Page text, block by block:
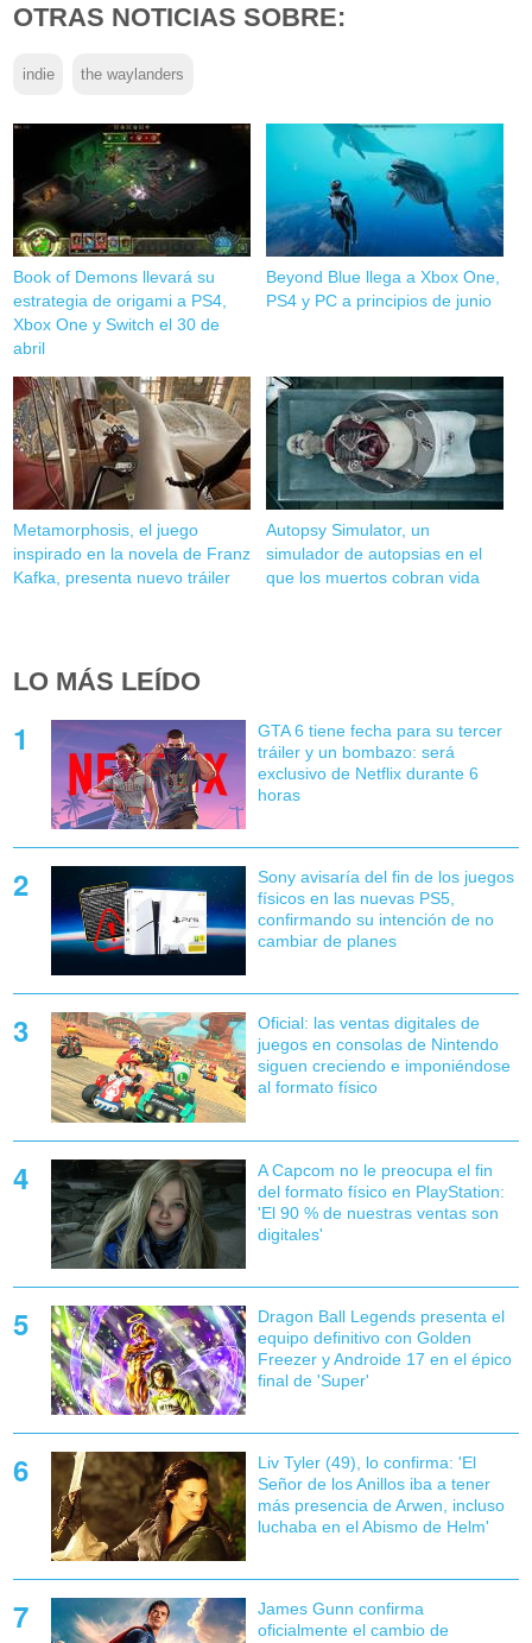
OTRAS NOTICIAS SOBRE:
indie the waylanders
Book of Demons llevará su
estrategia de origami a PS4,‌
Xbox One y Switch el 30 de
abril
Beyond Blue llega a Xbox One,
PS4 y PC a principios de junio
Metamorphosis, el juego
inspirado en la novela de Franz
Kafka, presenta nuevo tráiler
Autopsy Simulator, un
simulador de autopsias en el
que los muertos cobran vida
LO MÁS LEÍDO
GTA 6 tiene fecha para su tercer
tráiler y un bombazo: será
exclusivo de Netflix durante 6
horas
Sony avisaría del fin de los juegos
físicos en las nuevas PS5,
confirmando su intención de no
cambiar de planes
Oficial: las ventas digitales de
juegos en consolas de Nintendo
siguen creciendo e imponiéndose
al formato físico
A Capcom no le preocupa el fin
del formato físico en PlayStation:
'El 90 % de nuestras ventas son
digitales'
Dragon Ball Legends presenta el
equipo definitivo con Golden
Freezer y Androide 17 en el épico
final de 'Super'
Liv Tyler (49), lo confirma: 'El
Señor de los Anillos iba a tener
más presencia de Arwen, incluso
luchaba en el Abismo de Helm'
James Gunn confirma
oficialmente el cambio de